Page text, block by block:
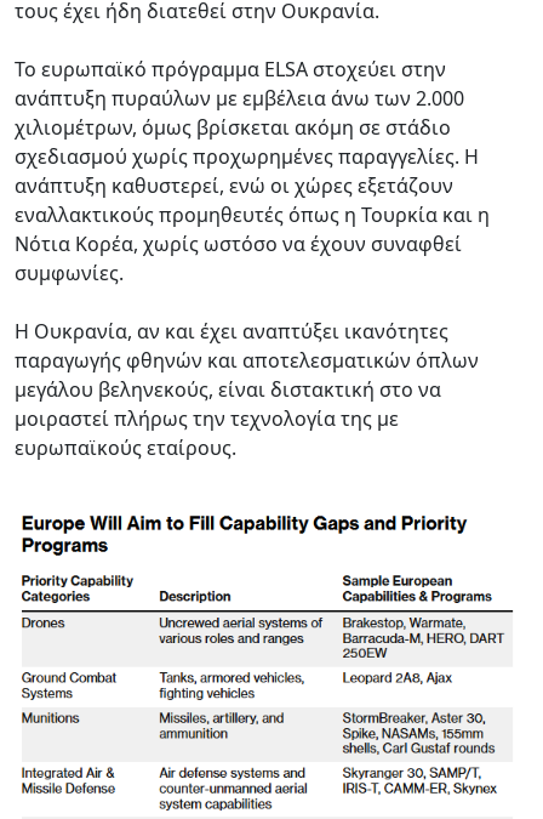
τους έχει ήδη διατεθεί στην Ουκρανία.
Το ευρωπαϊκό πρόγραμμα ELSA στοχεύει στην
ανάπτυξη πυραύλων με εμβέλεια άνω των 2.000
χιλιομέτρων, όμως βρίσκεται ακόμη σε στάδιο
σχεδιασμού χωρίς προχωρημένες παραγγελίες. Η
ανάπτυξη καθυστερεί, ενώ οι χώρες εξετάζουν
εναλλακτικούς προμηθευτές όπως η Τουρκία και η
Νότια Κορέα, χωρίς ωστόσο να έχουν συναφθεί
συμφωνίες.
Η Ουκρανία, αν και έχει αναπτύξει ικανότητες
παραγωγής φθηνών και αποτελεσματικών όπλων
μεγάλου βεληνεκούς, είναι διστακτική στο να
μοιραστεί πλήρως την τεχνολογία της με
ευρωπαϊκούς εταίρους.